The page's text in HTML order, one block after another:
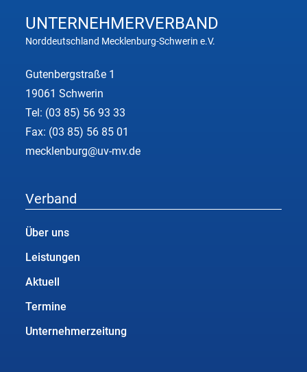
UNTERNEHMERVERBAND
Norddeutschland Mecklenburg-Schwerin e.V.
Gutenbergstraße 1
19061 Schwerin
Tel: (03 85) 56 93 33
Fax: (03 85) 56 85 01
mecklenburg@uv-mv.de
Verband
Über uns
Leistungen
Aktuell
Termine
Unternehmerzeitung